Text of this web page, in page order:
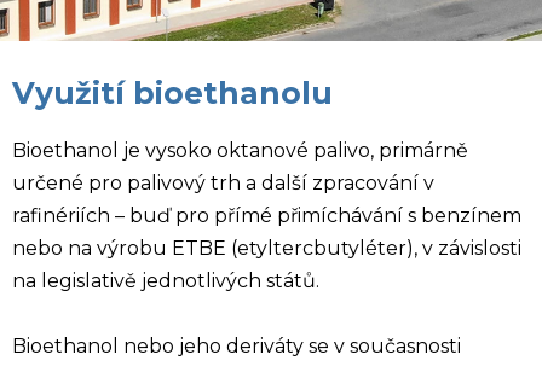
Využití bioethanolu
Bioethanol je vysoko oktanové palivo, primárně
určené pro palivový trh a další zpracování v
rafinériích – buď pro přímé přimíchávání s benzínem
nebo na výrobu ETBE (etyltercbutyléter), v závislosti
na legislativě jednotlivých států.
Bioethanol nebo jeho deriváty se v současnosti